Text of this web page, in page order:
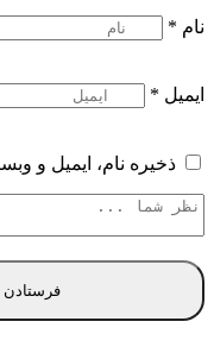
نام *
ایمیل *
ذخیره نام، ایمیل و